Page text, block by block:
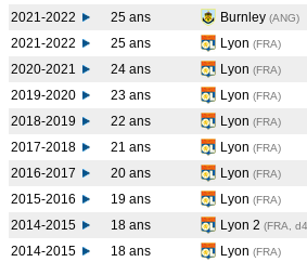
2021-2022
25 ans Burnley (ANG)
2021-2022
25 ans Lyon (FRA)
2020-2021
24 ans Lyon (FRA)
2019-2020
23 ans Lyon (FRA)
2018-2019
22 ans Lyon (FRA)
2017-2018
21 ans Lyon (FRA)
2016-2017
20 ans Lyon (FRA)
2015-2016
19 ans Lyon (FRA)
2014-2015
18 ans Lyon 2 (FRA,
2014-2015
18 ans Lyon (FRA)